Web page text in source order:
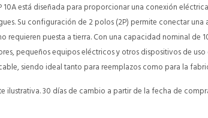
10A está diseñada para proporcionar una conexión
Su configuración de 2 polos (2P) permite conectar
requieren puesta a tierra. Con una capacidad nominal de
pequeños equipos eléctricos y otros dispositivos de
siendo ideal tanto para reemplazos como para la
ilustrativa. 30 días de cambio a partir de la fecha de